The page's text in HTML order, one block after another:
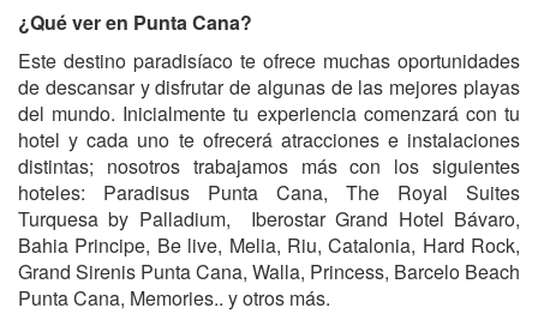
¿Qué ver en Punta Cana?
Este destino paradisíaco te ofrece muchas oportunidades
de descansar y disfrutar de algunas de las mejores playas
del mundo. Inicialmente tu experiencia comenzará con tu
hotel y cada uno te ofrecerá atracciones e instalaciones
distintas; nosotros trabajamos más con los siguientes
hoteles: Paradisus Punta Cana, The Royal Suites
Turquesa by Palladium, Iberostar Grand Hotel Bávaro,
Bahia Principe, Be live, Melia, Riu, Catalonia, Hard Rock,
Grand Sirenis Punta Cana, Walla, Princess, Barcelo Beach
Punta Cana, Memories.. y otros más.